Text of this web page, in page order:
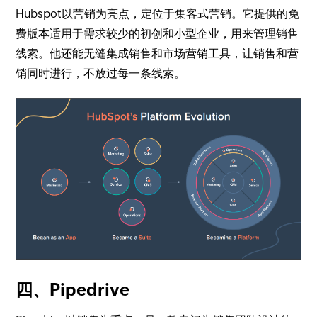
Hubspot以营销为亮点，定位于集客式营销。它提供的免
费版本适用于需求较少的初创和小型企业，用来管理销售
线索。他还能无缝集成销售和市场营销工具，让销售和营
销同时进行，不放过每一条线索。
四、Pipedrive